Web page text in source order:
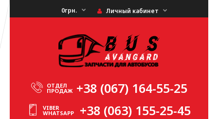
0грн. Личный кабинет
ОТДЕЛ
ПРОДАЖ +38 (067) 164-55-25
VIBER
WHATSAPP +38 (063) 155-25-45